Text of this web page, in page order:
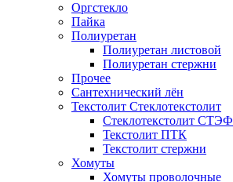
Оргстекло
Пайка
Полиуретан
Полиуретан листовой
Полиуретан стержни
Прочее
Сантехнический лён
Текстолит Стеклотекстолит
Стеклотекстолит СТЭФ
Текстолит ПТК
Текстолит стержни
Хомуты
Хомуты проволочные